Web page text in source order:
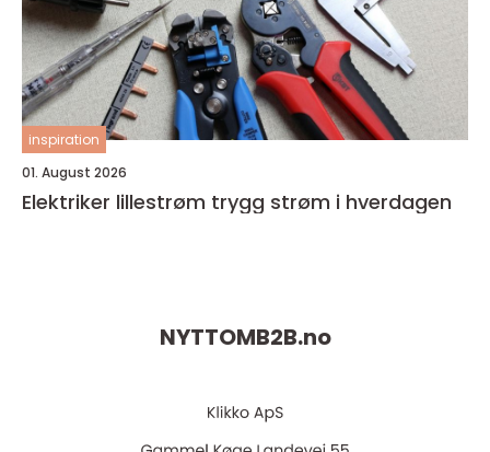
inspiration
01. August 2026
Elektriker lillestrøm trygg strøm i hverdagen
NYTTOMB2B.no